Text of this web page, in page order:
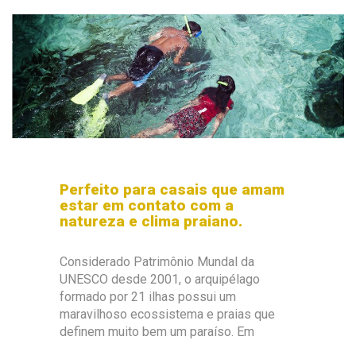
Perfeito para casais que amam
estar em contato com a
natureza e clima praiano.
Considerado Patrimônio Mundal da
UNESCO desde 2001, o arquipélago
formado por 21 ilhas possui um
maravilhoso ecossistema e praias que
definem muito bem um paraíso. Em